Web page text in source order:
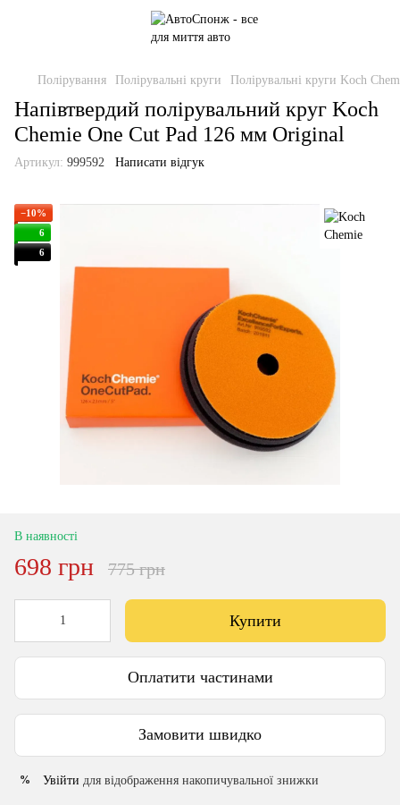
Полірування Полірувальні круги Полірувальні круги Koch
Напівтвердий полірувальний круг Koch
Chemie One Cut Pad 126 мм Original
Артикул: 999592 Написати відгук
−10%
6
6
В наявності
698 грн 775 грн
Купити
Оплатити частинами
Замовити швидко
% Увійти для відображення накопичувальної знижки